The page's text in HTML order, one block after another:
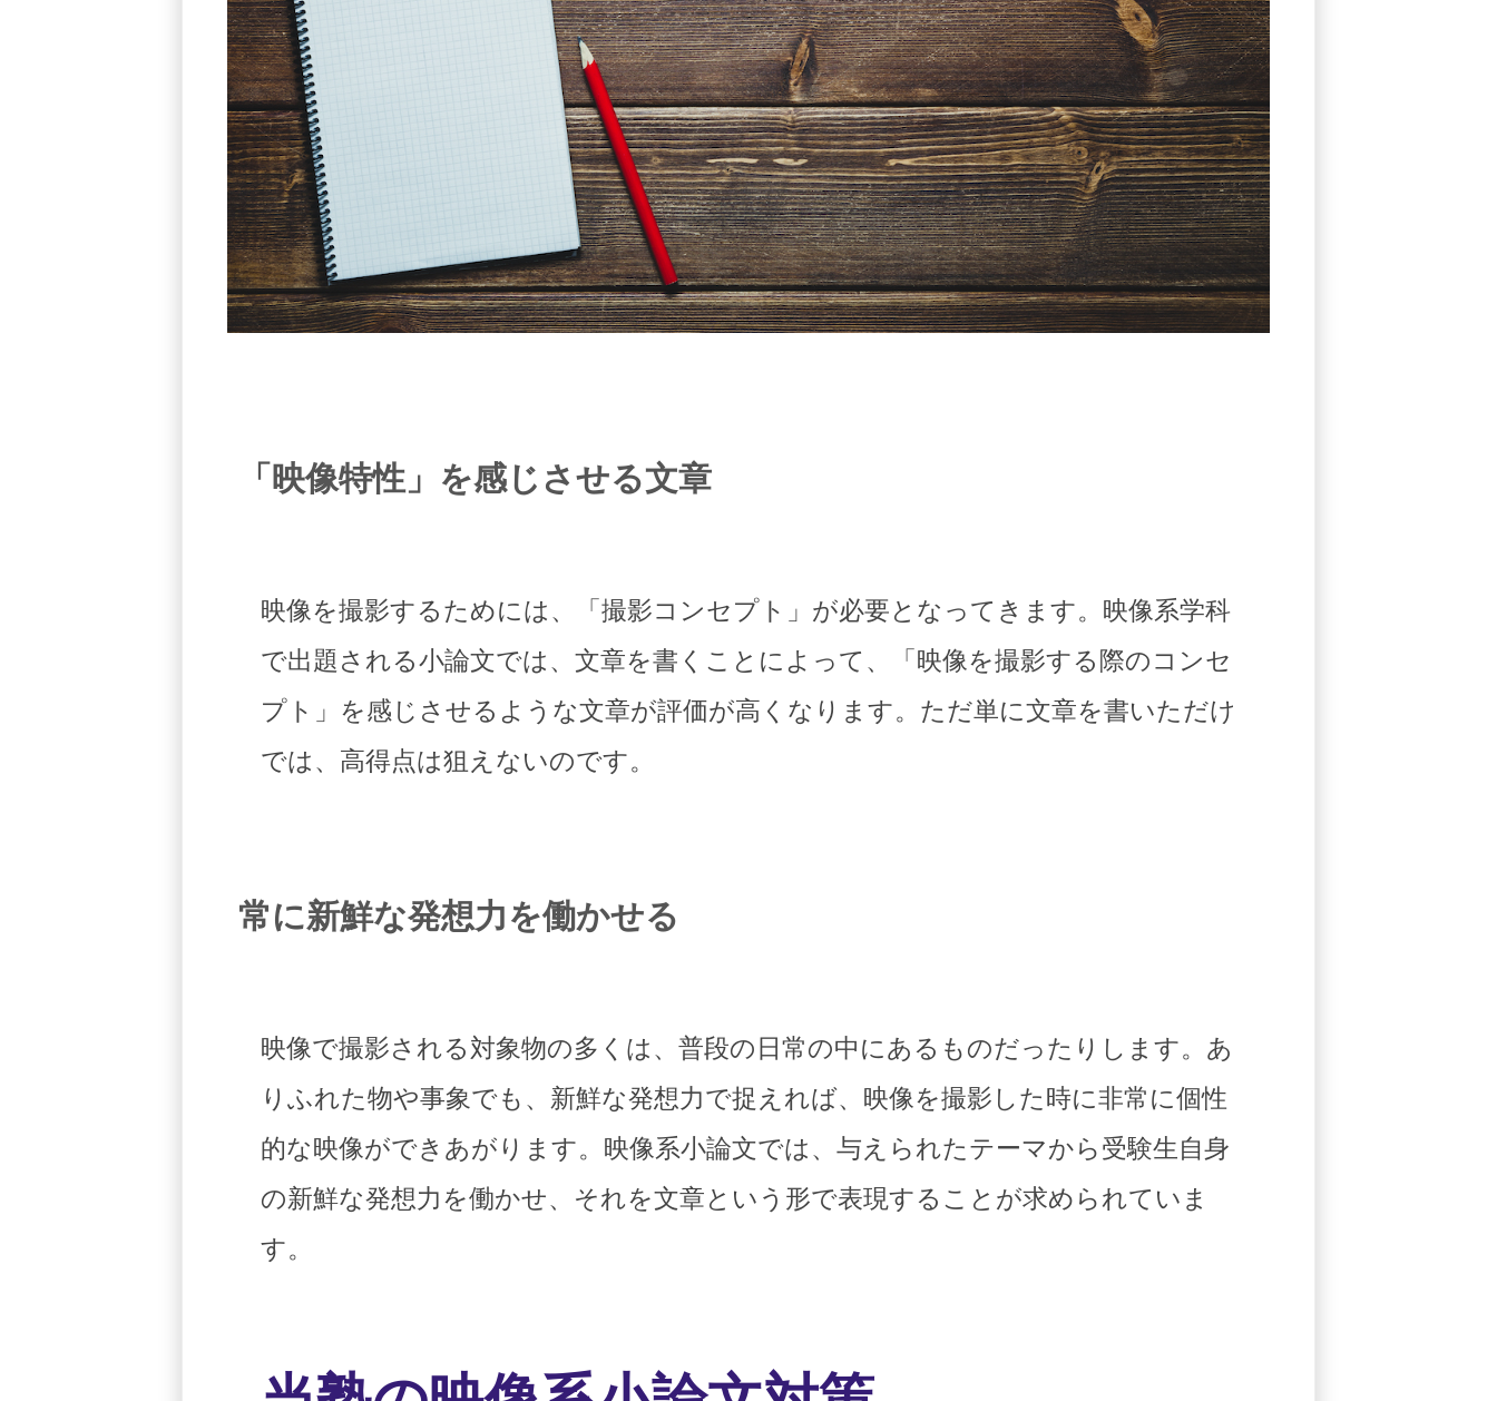
「映像特性」を感じさせる文章
映像を撮影するためには、「撮影コンセプト」が必要となってきます。映像系学科
で出題される小論文では、文章を書くことによって、「映像を撮影する際のコンセ
プト」を感じさせるような文章が評価が高くなります。ただ単に文章を書いただけ
では、高得点は狙えないのです。
常に新鮮な発想力を働かせる
映像で撮影される対象物の多くは、普段の日常の中にあるものだったりします。あ
りふれた物や事象でも、新鮮な発想力で捉えれば、映像を撮影した時に非常に個性
的な映像ができあがります。映像系小論文では、与えられたテーマから受験生自身
の新鮮な発想力を働かせ、それを文章という形で表現することが求められていま
す。